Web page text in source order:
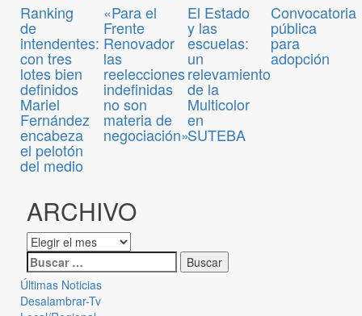
Ranking
de
intendentes:
con tres
lotes bien
definidos
Mariel
Fernández
encabeza
el pelotón
del medio
«Para el
Frente
Renovador
las
reelecciones
indefinidas
no son
materia de
negociación»
El Estado
y las
escuelas:
un
relevamiento
de la
Multicolor
en
SUTEBA
Convocatoria
pública
para
adopción
ARCHIVO
Últimas Noticias
Desalambrar-Tv